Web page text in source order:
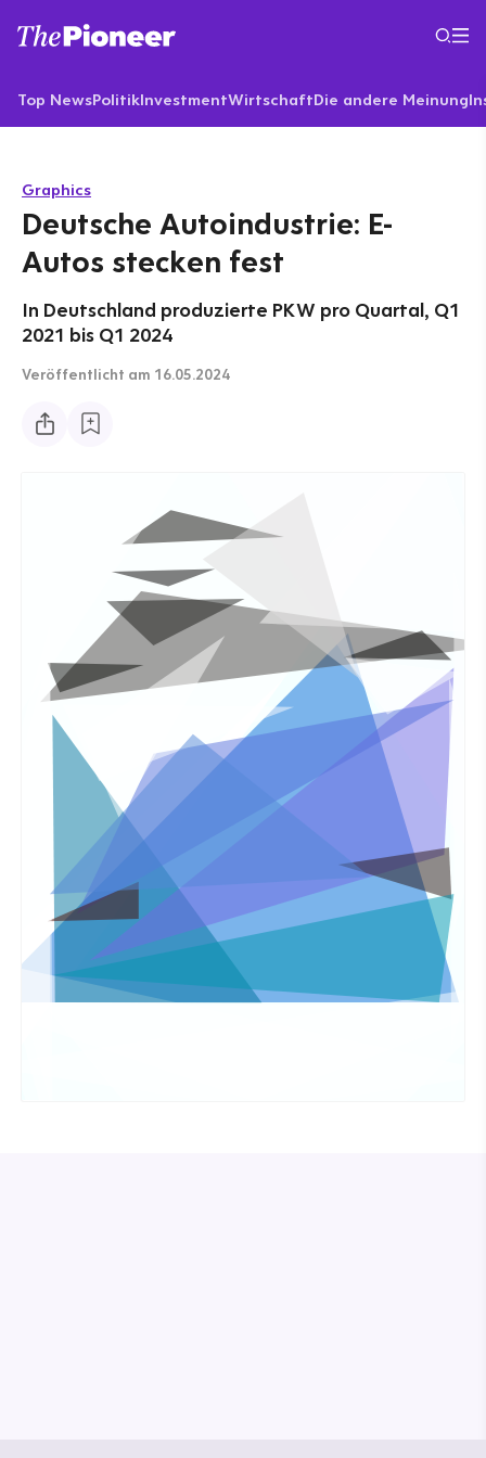
Top NewsPolitikInvestmentWirtschaftDie andere Meinung
Graphics
Deutsche Autoindustrie: E-
Autos stecken fest
In Deutschland produzierte PKW pro Quartal, Q1
2021 bis Q1 2024
Veröffentlicht am 16.05.2024